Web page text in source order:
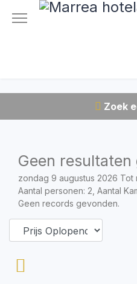
Zoek
Geen resultaten
zondag 9 augustus 2026 Tot
Aantal personen: 2, Aantal
Geen records gevonden.